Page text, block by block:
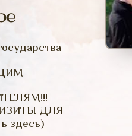
ДЛЯ
здесь)